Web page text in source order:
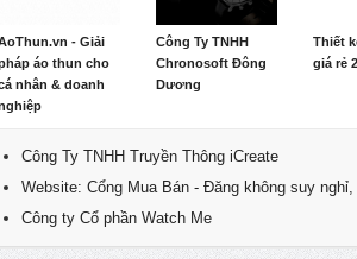
- Giải
áo thun cho
nhân & doanh
Công Ty TNHH
Chronosoft Đông
Dương
Thiết
giá rẻ
Công Ty TNHH Truyền Thông iCreate
Website: Cổng Mua Bán - Đăng không suy
Công ty Cổ phần Watch Me